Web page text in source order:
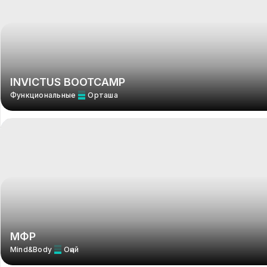
INVICTUS BOOTCAMP
Функциональные Орташа
МФР
Mind&Body Оңай